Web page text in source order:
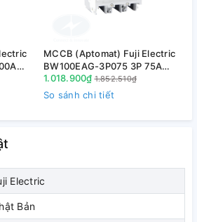
53% so với các dòng sản phẩm
khả năng phóng hồ quang điện
MCCB (Aptomat) Fuji Electric
BW100EAG-3P075 3P 75A
10kA
1.018.900₫ 1.852.510₫
So sánh chi tiết
Electric
Bản